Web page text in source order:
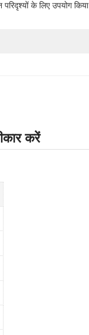
परिदृश्यों के लिए उपयोग किया
करें